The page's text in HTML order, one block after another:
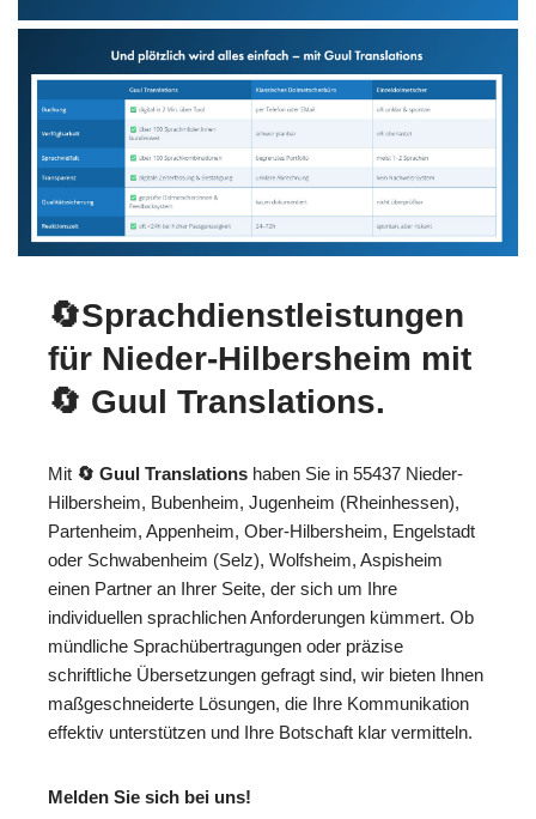
🔄Sprachdienstleistungen
für Nieder-Hilbersheim mit
🔄 Guul Translations.
Mit 🔄 Guul Translations haben Sie in 55437 Nieder-
Hilbersheim, Bubenheim, Jugenheim (Rheinhessen),
Partenheim, Appenheim, Ober-Hilbersheim, Engelstadt
oder Schwabenheim (Selz), Wolfsheim, Aspisheim
einen Partner an Ihrer Seite, der sich um Ihre
individuellen sprachlichen Anforderungen kümmert. Ob
mündliche Sprachübertragungen oder präzise
schriftliche Übersetzungen gefragt sind, wir bieten Ihnen
maßgeschneiderte Lösungen, die Ihre Kommunikation
effektiv unterstützen und Ihre Botschaft klar vermitteln.
Melden Sie sich bei uns!